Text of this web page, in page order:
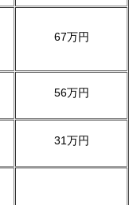
67万円
56万円
31万円